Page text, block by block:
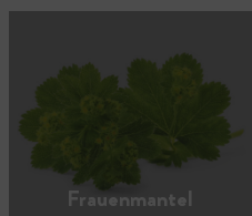
Frauenmantel